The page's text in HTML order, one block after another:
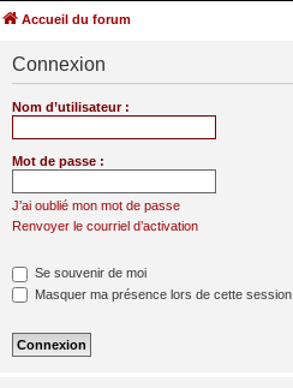
Accueil du forum
Connexion
Nom d’utilisateur :
Mot de passe :
J’ai oublié mon mot de passe
Renvoyer le courriel d’activation
Se souvenir de moi
Masquer ma présence lors de cette session